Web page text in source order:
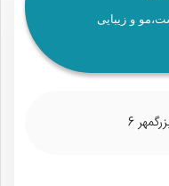
و زیبایی
6